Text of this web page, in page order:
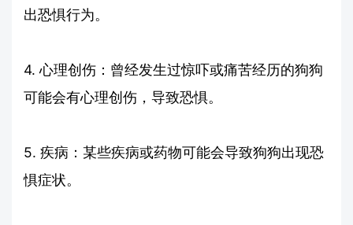
出恐惧行为。
4. 心理创伤：曾经发生过惊吓或痛苦经历的狗狗
可能会有心理创伤，导致恐惧。
5. 疾病：某些疾病或药物可能会导致狗狗出现恐
惧症状。